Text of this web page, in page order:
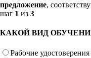
предложение,
шаг 1 из 3
КАКОЙ ВИД
Рабочие удостоверения